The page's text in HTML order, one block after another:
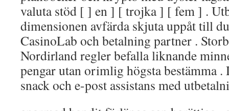
valuta stöd [ ] en ] [ trojka ] [ fem ] .
dimensionen avfärda skjuta uppåt till
CasinoLab och betalning partner .
Nordirland regler befalla liknande
pengar utan orimlig högsta bestämma
snack och e-post assistans med